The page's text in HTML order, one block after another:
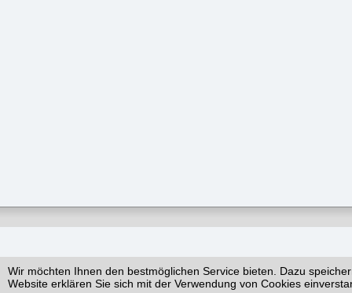
Wir möchten Ihnen den bestmöglichen Service bieten. Dazu
Website erklären Sie sich mit der Verwendung von Cookies